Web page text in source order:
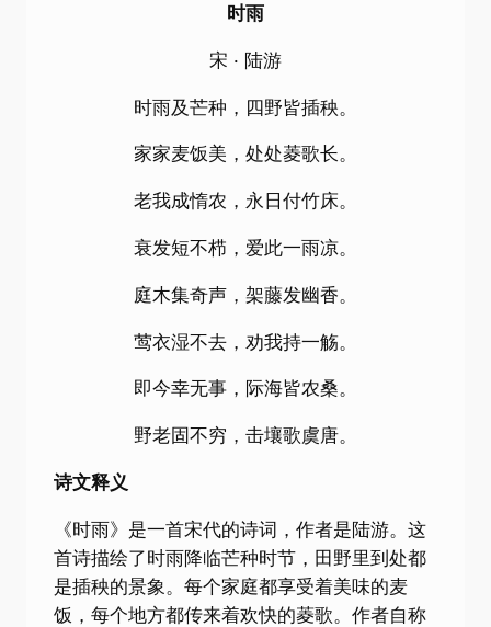
时雨
宋 · 陆游
时雨及芒种，四野皆插秧。
家家麦饭美，处处菱歌长。
老我成惰农，永日付竹床。
衰发短不栉，爱此一雨凉。
庭木集奇声，架藤发幽香。
莺衣湿不去，劝我持一觞。
即今幸无事，际海皆农桑。
野老固不穷，击壤歌虞唐。
诗文释义
《时雨》是一首宋代的诗词，作者是陆游。这
首诗描绘了时雨降临芒种时节，田野里到处都
是插秧的景象。每个家庭都享受着美味的麦
饭，每个地方都传来着欢快的菱歌。作者自称